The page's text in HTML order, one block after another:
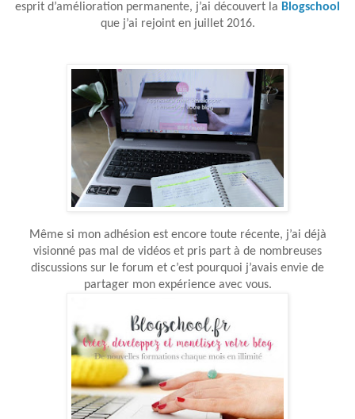
esprit d’amélioration permanente, j’ai découvert la Blogschool
que j’ai rejoint en juillet 2016.
Même si mon adhésion est encore toute récente, j’ai déjà
visionné pas mal de vidéos et pris part à de nombreuses
discussions sur le forum et c’est pourquoi j’avais envie de
partager mon expérience avec vous.